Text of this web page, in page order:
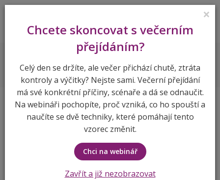
Lenka Vymlátilová
Recepty Čočková polévka
×
Chcete skoncovat s večerním
přejídáním?
Celý den se držíte, ale večer přichází chutě, ztráta
kontroly a výčitky? Nejste sami. Večerní přejídání
má své konkrétní příčiny, scénaře a dá se odnaučit.
Na webináři pochopíte, proč vzniká, co ho spouští a
naučíte se dvě techniky, které pomáhají tento
vzorec změnit.
Chci na webinář
Zavřít a již nezobrazovat